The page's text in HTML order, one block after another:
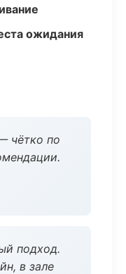
ожидания
чётко по
подход.
в зале